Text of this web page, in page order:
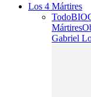
Los 4 Mártires
Todo
Mártires
Gabriel